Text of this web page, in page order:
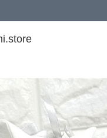
運費優惠！（適用於 本地送貨